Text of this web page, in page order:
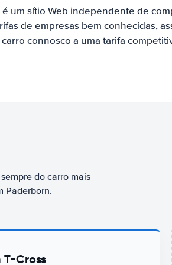
um sítio Web independente de
de empresas bem conhecidas,
connosco a uma tarifa
do carro mais
Paderborn.
Cross